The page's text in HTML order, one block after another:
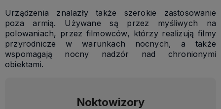
Urządzenia znalazły także szerokie zastosowanie
poza armią. Używane są przez myśliwych na
polowaniach, przez filmowców, którzy realizują filmy
przyrodnicze w warunkach nocnych, a także
wspomagają nocny nadzór nad chronionymi
obiektami.
Noktowizory